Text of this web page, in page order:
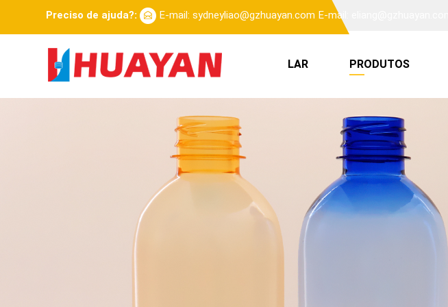
Preciso de ajuda?: E-mail: sydneyliao@gzhuayan.com E-mail: eliang@gzhuayan.com
LAR PRODUTOS